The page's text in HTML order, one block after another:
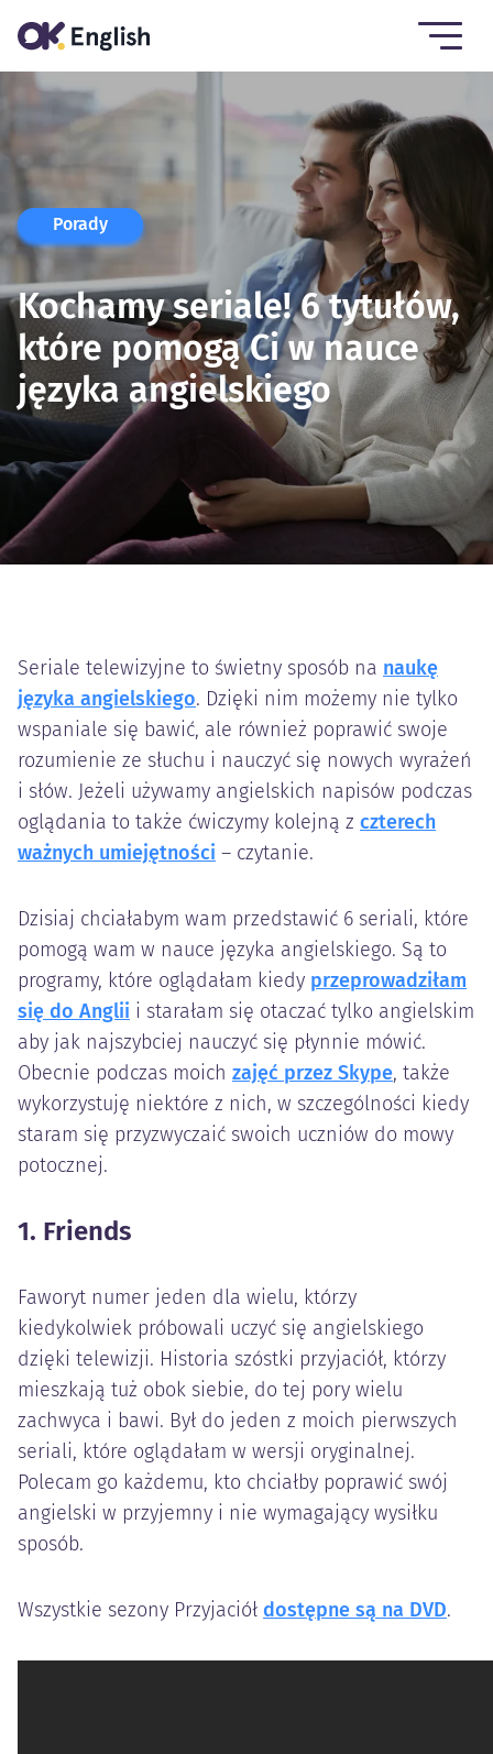
Porady
Kochamy seriale! 6 tytułów,
które pomogą Ci w nauce
języka angielskiego
Seriale telewizyjne to świetny sposób na naukę
języka angielskiego. Dzięki nim możemy nie tylko
wspaniale się bawić, ale również poprawić swoje
rozumienie ze słuchu i nauczyć się nowych wyrażeń
i słów. Jeżeli używamy angielskich napisów podczas
oglądania to także ćwiczymy kolejną z czterech
ważnych umiejętności – czytanie.
Dzisiaj chciałabym wam przedstawić 6 seriali, które
pomogą wam w nauce języka angielskiego. Są to
programy, które oglądałam kiedy przeprowadziłam
się do Anglii i starałam się otaczać tylko angielskim
aby jak najszybciej nauczyć się płynnie mówić.
Obecnie podczas moich zajęć przez Skype, także
wykorzystuję niektóre z nich, w szczególności kiedy
staram się przyzwyczaić swoich uczniów do mowy
potocznej.
1. Friends
Faworyt numer jeden dla wielu, którzy
kiedykolwiek próbowali uczyć się angielskiego
dzięki telewizji. Historia szóstki przyjaciół, którzy
mieszkają tuż obok siebie, do tej pory wielu
zachwyca i bawi. Był do jeden z moich pierwszych
seriali, które oglądałam w wersji oryginalnej.
Polecam go każdemu, kto chciałby poprawić swój
angielski w przyjemny i nie wymagający wysiłku
sposób.
Wszystkie sezony Przyjaciół dostępne są na DVD.